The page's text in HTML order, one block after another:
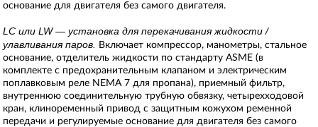
основание для двигателя без самого двигателя.
LC или LW — установка для перекачивания жидкости /
улавливания паров.
Включает компрессор, манометры, стальное
основание, отделитель жидкости по стандарту ASME (в
комплекте с предохранительным клапаном и электрическим
поплавковым реле NEMA 7 для пропана), приемный фильтр,
внутреннюю соединительную трубную обвязку, четырехходовой
кран, клиноременный привод с защитным кожухом ременной
передачи и регулируемые основание для двигателя без самого